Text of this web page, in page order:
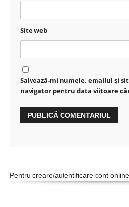
Site web
Salvează-mi numele, emailul și
navigator pentru data viitoare
Pentru creare/autentificare cont